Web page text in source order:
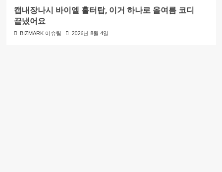
캡내장나시 바이엘 홀터탑, 이거 하나로 올여름 코디
끝냈어요
BIZMARK 이슈팀 2026년 8월 4일